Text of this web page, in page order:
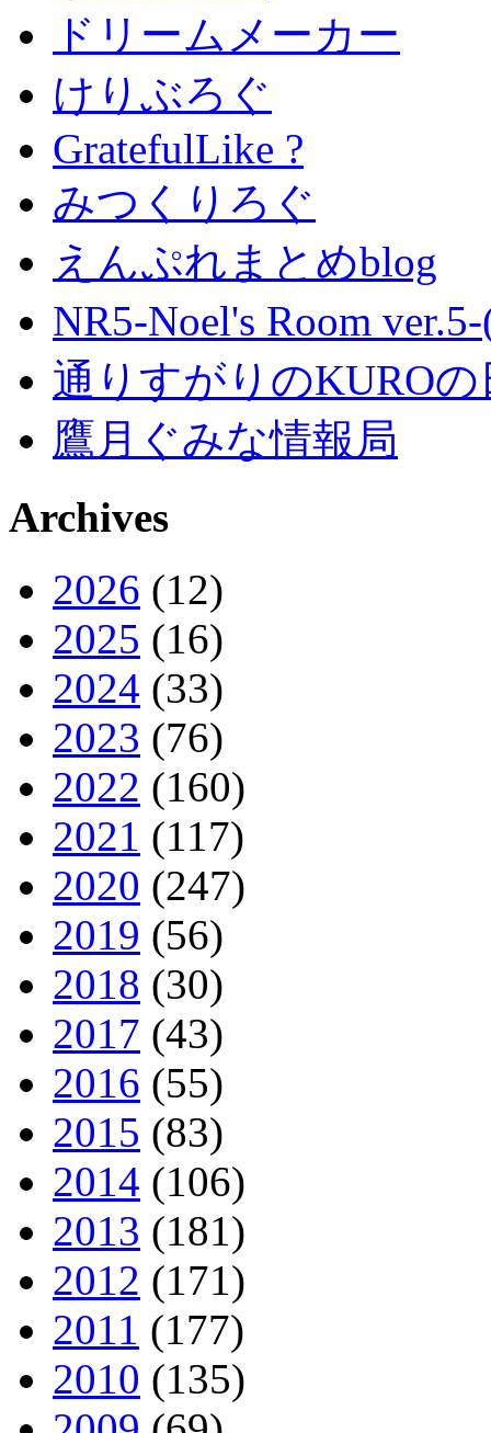
ドリームメーカー
けりぶろぐ
GratefulLike ?
みつくりろぐ
えんぷれまとめblog
NR5-Noel's Room
通りすがりのKURO
鷹月ぐみな情報局
Archives
2026 (12)
2025 (16)
2024 (33)
2023 (76)
2022 (160)
2021 (117)
2020 (247)
2019 (56)
2018 (30)
2017 (43)
2016 (55)
2015 (83)
2014 (106)
2013 (181)
2012 (171)
2011 (177)
2010 (135)